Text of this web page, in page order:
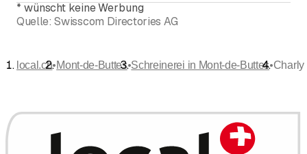
* wünscht keine Werbung
Quelle: Swisscom Directories AG
local.ch•Mont-de-Buttes•Schreinerei in Mont-de-Buttes•Charly